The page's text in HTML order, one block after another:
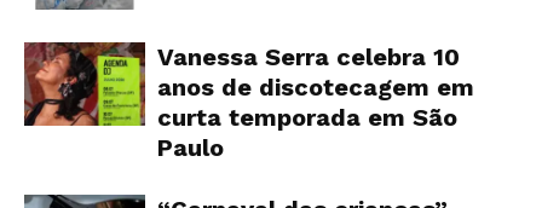
Vanessa Serra celebra 10
anos de discotecagem em
curta temporada em São
Paulo